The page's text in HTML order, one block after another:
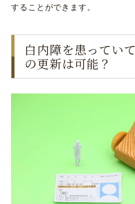
することができます。
白内障を患ってい
の更新は可能？